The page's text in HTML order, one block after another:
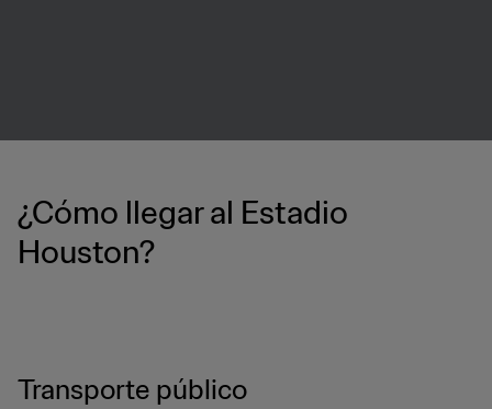
¿Cómo llegar al Estadio
Houston?
Transporte público